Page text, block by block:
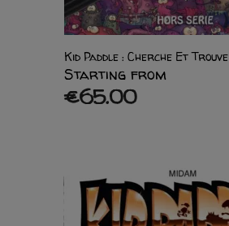
Kid Paddle : Cherche Et Trouve
Starting from
€65.00